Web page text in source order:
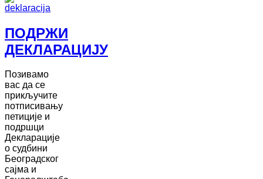
ПОДРЖИ
ДЕКЛАРАЦИЈУ
Позивамо
вас да се
прикључите
потписивању
петиције и
подршци
Декларације
о судбини
Београдског
сајма и